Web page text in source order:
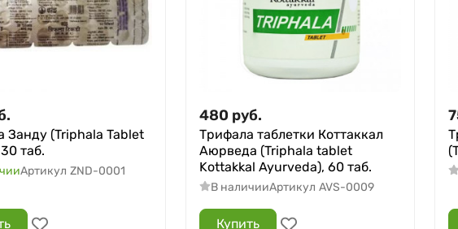
Занду (Triphala Tablet
таб.
Артикул ZND-0001
480 руб.
Трифала таблетки Коттаккал
Аюрведа (Triphala tablet
Kottakkal Ayurveda), 60 таб.
В наличииАртикул AVS-0009
Купить